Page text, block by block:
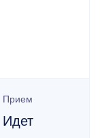
Прием
Идет